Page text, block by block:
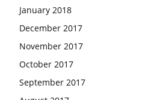
January 2018
December 2017
November 2017
October 2017
September 2017